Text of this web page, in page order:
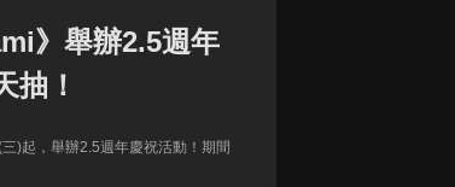
》舉辦2.5週年
抽！
)起，舉辦2.5週年慶祝活動！期間